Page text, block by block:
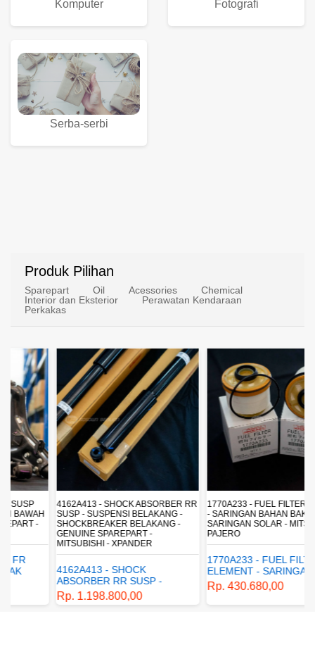
Komputer Fotografi
Serba-serbi
Produk Pilihan
Sparepart Oil Acessories
Chemical
Interior dan Eksterior
Perawatan Kendaraan
Perkakas
4162A413 - SHOCK ABSORBER RR
SUSP - SUSPENSI BELAKANG -
SHOCKBREAKER BELAKANG -
GENUINE SPAREPART -
MITSUBISHI - XPANDER
4162A413 - SHOCK
ABSORBER RR SUSP -
SUSPENSI BELAKANG -
SHOCKBREAKER BELAKANG
Rp. 1.198.800,00
1770A233 - FUEL FILTER ELEMENT
- SARINGAN BAHAN BAKAR -
SARINGAN SOLAR - MITSUBISHI -
1770A233 - FUEL FILTER
ELEMENT - SARINGAN
BAHAN BAKAR - SARINGAN
SOLAR - MITSUBISHI -
PAJERO
Rp. 430.680,00